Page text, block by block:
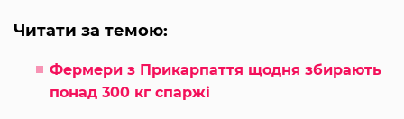
Читати за темою:
Фермери з Прикарпаття щодня збирають
понад 300 кг спаржі